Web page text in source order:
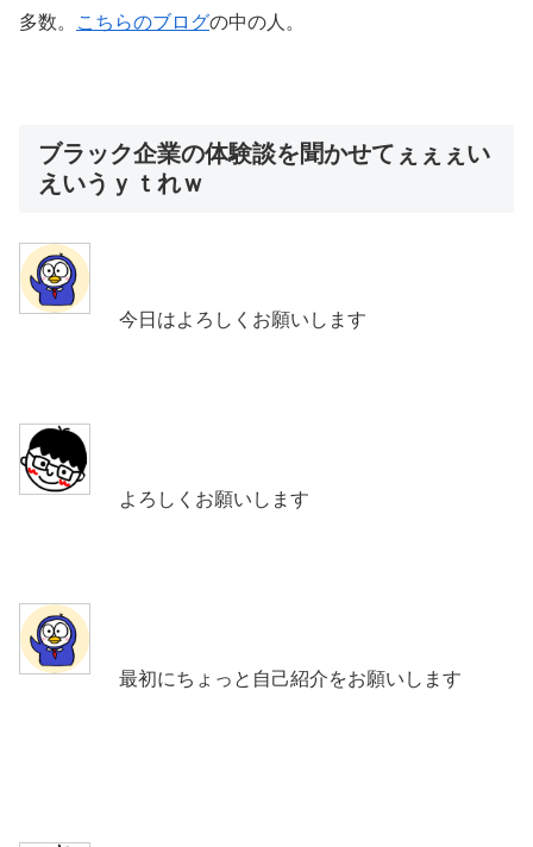
多数。
こちらのブログの中の人。
ブラック企業の体験談を聞かせてぇぇぇい
えいうｙｔれｗ
今日はよろしくお願いします
よろしくお願いします
最初にちょっと自己紹介をお願いします